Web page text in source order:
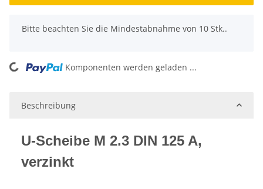
x
Bitte beachten Sie die Mindestabnahme von 10 Stk..
Loading... Komponenten werden geladen ...
Beschreibung
U-Scheibe M 2.3 DIN 125 A,
verzinkt